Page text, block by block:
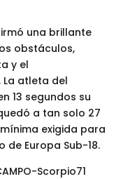
una brillante
obstáculos,
y el
La atleta del
13 segundos su
a tan solo 27
exigida para
Europa Sub-18.
Scorpio71